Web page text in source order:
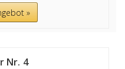
»
4